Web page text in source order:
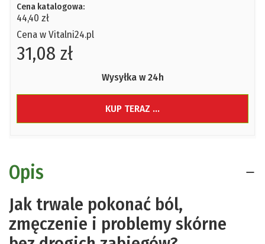
Cena katalogowa:
44,40 zł
Cena w Vitalni24.pl
31,08 zł
Wysyłka w 24h
KUP TERAZ ...
Opis
Jak trwale pokonać ból,
zmęczenie i problemy skórne